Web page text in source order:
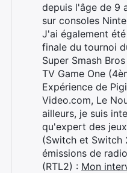
depuis l'âge de 9
sur consoles
J'ai également
finale du tournoi
Super Smash
TV Game One
Expérience de
Video.com, Le
ailleurs, je suis
qu'expert des
(Switch et Switch
émissions de
(RTL2) : Mon